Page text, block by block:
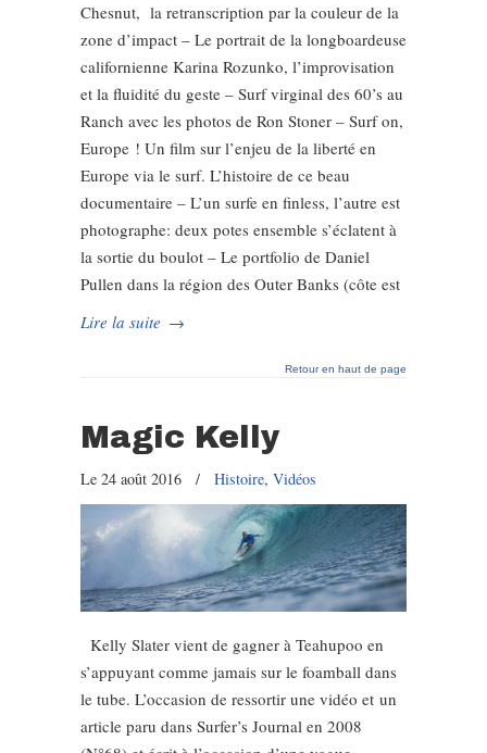
Chesnut, la retranscription par la couleur de la
zone d’impact – Le portrait de la longboardeuse
californienne Karina Rozunko, l’improvisation
et la fluidité du geste – Surf virginal des 60’s au
Ranch avec les photos de Ron Stoner – Surf on,
Europe ! Un film sur l’enjeu de la liberté en
Europe via le surf. L’histoire de ce beau
documentaire – L’un surfe en finless, l’autre est
photographe: deux potes ensemble s’éclatent à
la sortie du boulot – Le portfolio de Daniel
Pullen dans la région des Outer Banks (côte est
Lire la suite →
Retour en haut de page
Magic Kelly
Le 24 août 2016 / Histoire, Vidéos
Kelly Slater vient de gagner à Teahupoo en
s’appuyant comme jamais sur le foamball dans
le tube. L’occasion de ressortir une vidéo et un
article paru dans Surfer’s Journal en 2008